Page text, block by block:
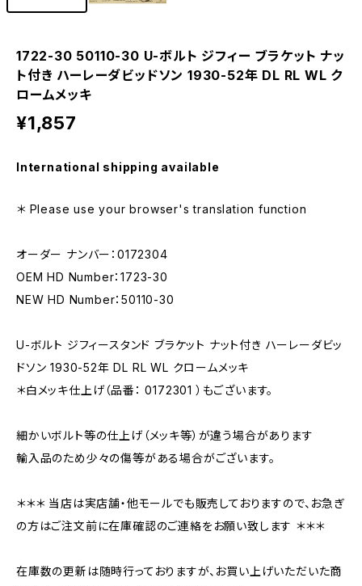
1722-30 50110-30 U-ボルト ジフィー ブラケット ナッ
ト付き ハーレーダビッドソン 1930-52年 DL RL WL ク
ロームメッキ
¥1,857
International shipping available
＊ Please use your browser's translation function
オーダー ナンバー：0172304
OEM HD Number：1723-30
NEW HD Number：50110-30
U-ボルト ジフィースタンド ブラケット ナット付き ハーレーダビッ
ドソン 1930-52年 DL RL WL クロームメッキ
＊白メッキ仕上げ（品番： 0172301 ）もございます。
細かいボルト等の仕上げ（メッキ等）が違う場合があります
輸入品のため少々の傷等がある場合がございます。
＊＊＊ 当店は実店舗・他モールでも販売しておりますので、お急ぎ
の方はご注文前に在庫確認のご連絡をお願い致します ＊＊＊
在庫数の更新は随時行っておりますが、お買い上げいただいた商